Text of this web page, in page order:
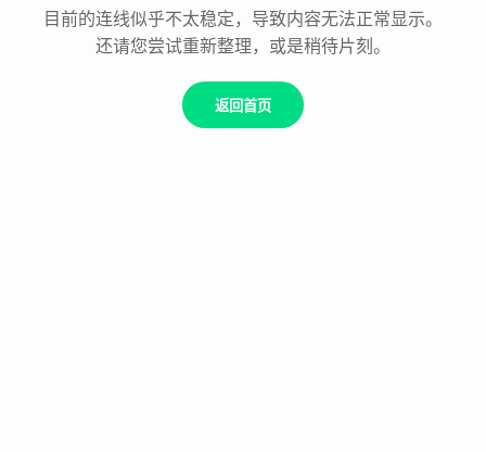
目前的连线似乎不太稳定，导致内容无法正常显示。
还请您尝试重新整理，或是稍待片刻。
返回首页